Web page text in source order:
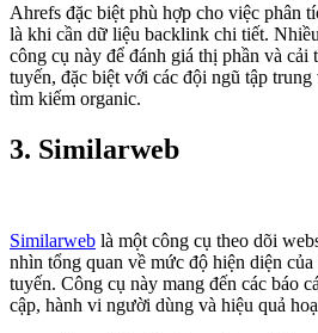
Ahrefs đặc biệt phù hợp cho việc phân
là khi cần dữ liệu backlink chi tiết.
công cụ này để đánh giá thị phần và
tuyến, đặc biệt với các đội ngũ tập
tìm kiếm organic.
3. Similarweb
Similarweb là một công cụ theo dõi
nhìn tổng quan về mức độ hiện diện
tuyến. Công cụ này mang đến các báo
cập, hành vi người dùng và hiệu quả